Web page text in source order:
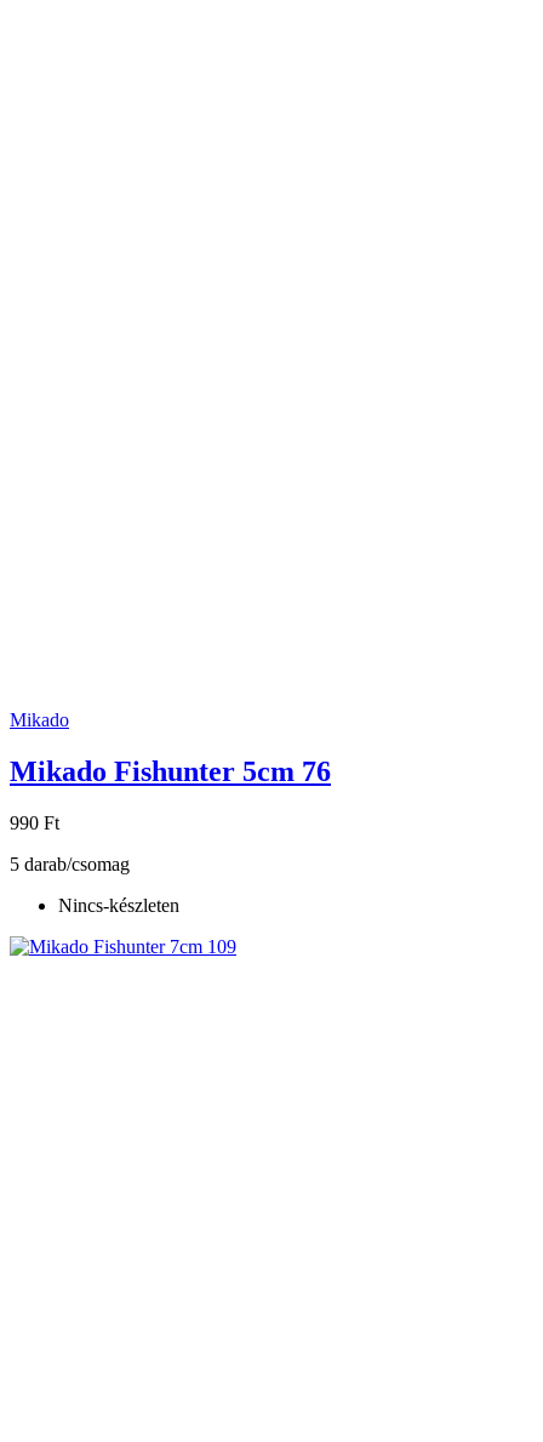
Mikado
Mikado Fishunter 5cm 76
990 Ft
5 darab/csomag
Nincs-készleten